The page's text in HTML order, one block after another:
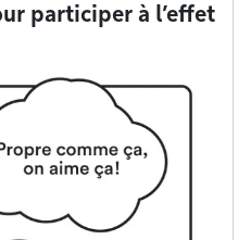
participer à l’effet